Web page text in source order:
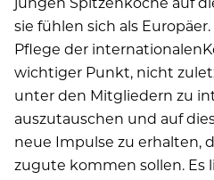
sie fühlen sich als
Pflege der
wichtiger Punkt, nicht
unter den Mitgliedern zu
auszutauschen und auf
neue Impulse zu erhalten,
zugute kommen sollen. Es